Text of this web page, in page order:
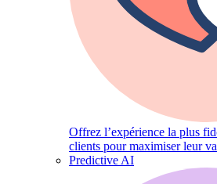
Offrez l’expérience la plus
clients pour maximiser leur
Predictive AI